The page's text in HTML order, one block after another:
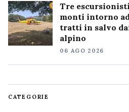
Tre
monti intorno
tratti in salvo
alpino
06 AGO 2026
CATEGORIE